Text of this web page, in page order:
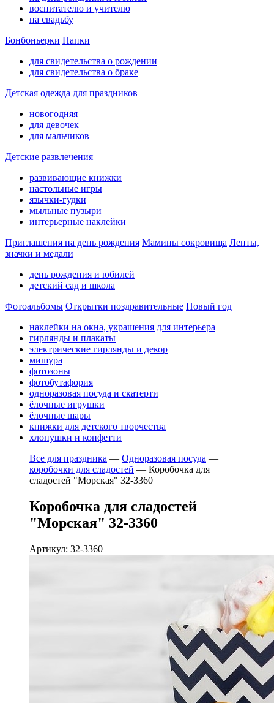
воспитателю и учителю
на свадьбу
Бонбоньерки Папки
для свидетельства о рождении
для свидетельства о браке
Детская одежда для праздников
новогодняя
для девочек
для мальчиков
Детские развлечения
развивающие книжки
настольные игры
язычки-гудки
мыльные пузыри
интерьерные наклейки
Приглашения на день рождения Мамины сокровища Ленты,
значки и медали
день рождения и юбилей
детский сад и школа
Фотоальбомы Открытки поздравительные Новый год
наклейки на окна, украшения для интерьера
гирлянды и плакаты
электрические гирлянды и декор
мишура
фотозоны
фотобутафория
одноразовая посуда и скатерти
ёлочные игрушки
ёлочные шары
книжки для детского творчества
хлопушки и конфетти
Все для праздника — Одноразовая посуда —
коробочки для сладостей — Коробочка для
сладостей "Морская" 32-3360
Коробочка для сладостей
"Морская" 32-3360
Артикул: 32-3360